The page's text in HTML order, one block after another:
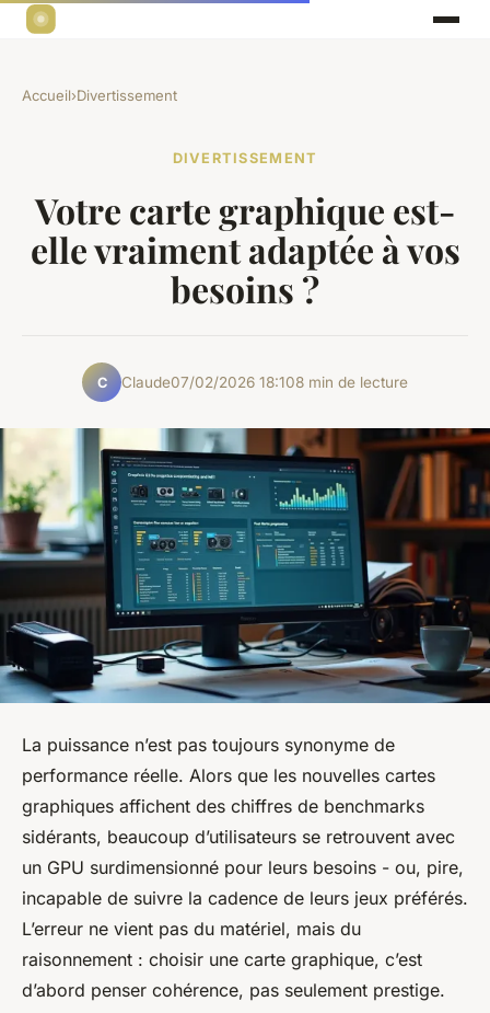
Accueil›Divertissement
DIVERTISSEMENT
Votre carte graphique est-
elle vraiment adaptée à vos
besoins ?
C Claude07/02/2026 18:108 min de lecture
La puissance n’est pas toujours synonyme de
performance réelle. Alors que les nouvelles cartes
graphiques affichent des chiffres de benchmarks
sidérants, beaucoup d’utilisateurs se retrouvent avec
un GPU surdimensionné pour leurs besoins - ou, pire,
incapable de suivre la cadence de leurs jeux préférés.
L’erreur ne vient pas du matériel, mais du
raisonnement : choisir une carte graphique, c’est
d’abord penser cohérence, pas seulement prestige.